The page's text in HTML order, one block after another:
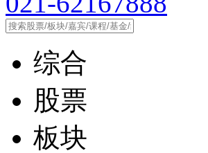
综合
股票
板块